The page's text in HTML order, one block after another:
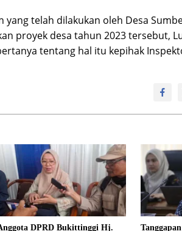
yang telah dilakukan oleh Desa
proyek desa tahun 2023 tersebut,
tentang hal itu kepihak
DPRD Bukittinggi Hj.